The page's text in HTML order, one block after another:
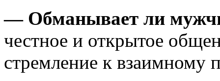
— Обманывает ли
честное и открытое
стремление к взаимному